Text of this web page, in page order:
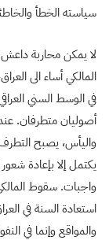
سياسته الخطأ
لا يمكن محاربة داعش
المالكي أساء الى
في الوسط السني
أصوليان متطرفان.
واليأس، يصبح
يكتمل إلا بإعادة
واجبات. سقوط
استعادة السنة في
والمواقع وإنما في